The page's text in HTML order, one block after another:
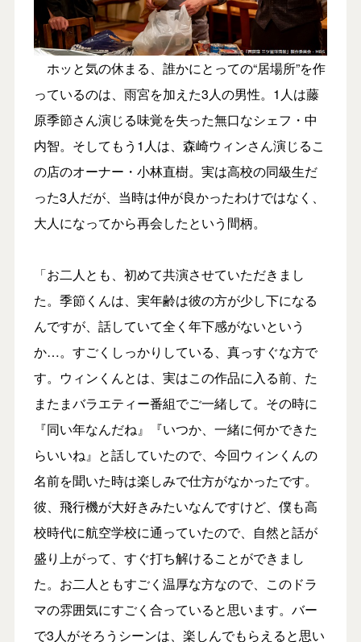
ホッと気の休まる、誰かにとっての“居場所”を作
っているのは、雨宮を加えた3人の男性。1人は藤
原季節さん演じる味覚を失った無口なシェフ・中
内智。そしてもう1人は、森崎ウィンさん演じるこ
の店のオーナー・小林直樹。実は高校の同級生だ
った3人だが、当時は仲が良かったわけではなく、
大人になってから再会したという間柄。
「お二人とも、初めて共演させていただきまし
た。季節くんは、実年齢は彼の方が少し下になる
んですが、話していて全く年下感がないという
か…。すごくしっかりしている、真っすぐな方で
す。ウィンくんとは、実はこの作品に入る前、た
またまバラエティー番組でご一緒して。その時に
『同い年なんだね』『いつか、一緒に何かできた
らいいね』と話していたので、今回ウィンくんの
名前を聞いた時は楽しみで仕方がなかったです。
彼、飛行機が大好きみたいなんですけど、僕も高
校時代に航空学校に通っていたので、自然と話が
盛り上がって、すぐ打ち解けることができまし
た。お二人ともすごく温厚な方なので、このドラ
マの雰囲気にすごく合っていると思います。バー
で3人がそろうシーンは、楽しんでもらえると思い